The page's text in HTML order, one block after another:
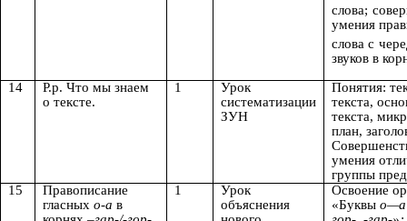
слова;
умения
слова с
звуков в
14
Р.р. Что мы знаем
о тексте.
1
Урок
систематизации
ЗУН
Понятия:
текста,
текста,
план,
умения
группы
15
Правописание
гласных о-a в
1
Урок
объяснения
Освоение
«Буквы о—а